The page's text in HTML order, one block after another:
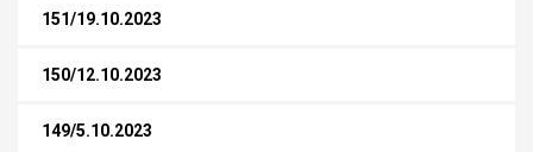
151/19.10.2023
150/12.10.2023
149/5.10.2023